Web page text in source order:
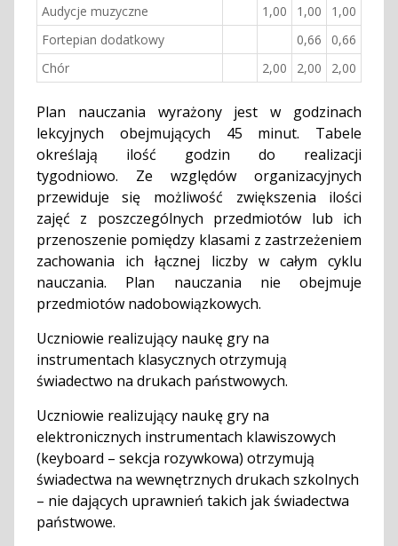
Audycje muzyczne
1,00 1,00
1,00
Fortepian dodatkowy
0,66
0,66
Chór
2,00 2,00 2,00
Plan nauczania wyrażony jest w godzinach
lekcyjnych obejmujących 45 minut. Tabele
określają ilość godzin do realizacji
tygodniowo. Ze względów organizacyjnych
przewiduje się możliwość zwiększenia ilości
zajęć z poszczególnych przedmiotów lub ich
przenoszenie pomiędzy klasami z zastrzeżeniem
zachowania ich łącznej liczby w całym cyklu
nauczania. Plan nauczania nie obejmuje
przedmiotów nadobowiązkowych.
Uczniowie realizujący naukę gry na
instrumentach klasycznych otrzymują
świadectwo na drukach państwowych.
Uczniowie realizujący naukę gry na
elektronicznych instrumentach klawiszowych
(keyboard – sekcja rozywkowa) otrzymują
świadectwa na wewnętrznych drukach szkolnych
– nie dających uprawnień takich jak świadectwa
państwowe.